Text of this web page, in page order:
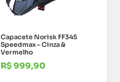
Capacete Norisk FF345
Speedmax – Cinza &
Vermelho
R$999,90